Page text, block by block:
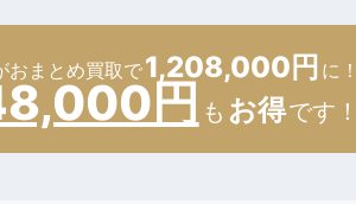
おまとめ買取で1,208,000円 に！
円 も お得です！